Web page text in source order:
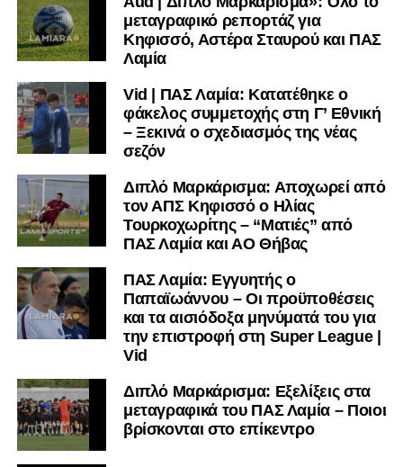
μεταγραφικό ρεπορτάζ για
Κηφισσό, Αστέρα Σταυρού και ΠΑΣ
Λαμία
Vid | ΠΑΣ Λαμία: Κατατέθηκε ο
φάκελος συμμετοχής στη Γ’ Εθνική
– Ξεκινά ο σχεδιασμός της νέας
σεζόν
Διπλό Μαρκάρισμα: Αποχωρεί από
τον ΑΠΣ Κηφισσό ο Ηλίας
Τουρκοχωρίτης – “Ματιές” από
ΠΑΣ Λαμία και ΑΟ Θήβας
ΠΑΣ Λαμία: Εγγυητής ο
Παπαϊωάννου – Οι προϋποθέσεις
και τα αισιόδοξα μηνύματά του για
την επιστροφή στη Super League |
Vid
Διπλό Μαρκάρισμα: Εξελίξεις στα
μεταγραφικά του ΠΑΣ Λαμία – Ποιοι
βρίσκονται στο επίκεντρο